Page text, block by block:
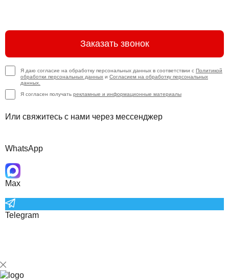
Заказать звонок
Я даю согласие на обработку персональных данных в соответствии с Политикой
обработки персональных данных и Согласием на обработку персональных
данных.
Я согласен получать рекламные и информационные материалы
Или свяжитесь с нами через мессенджер
WhatsApp
Max
Telegram